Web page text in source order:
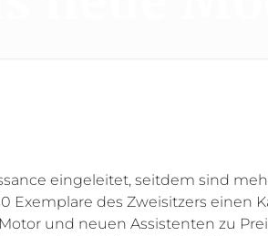
eingeleitet, seitdem sind
des Zweisitzers einen
und neuen Assistenten zu